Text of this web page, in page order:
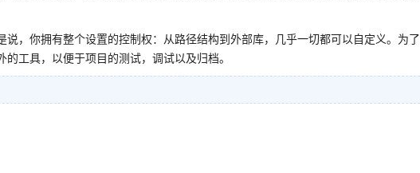
，你拥有整个设置的控制权：从路径结构到外部库，几乎一切都可以自定义。为了
工具，以便于项目的测试，调试以及归档。